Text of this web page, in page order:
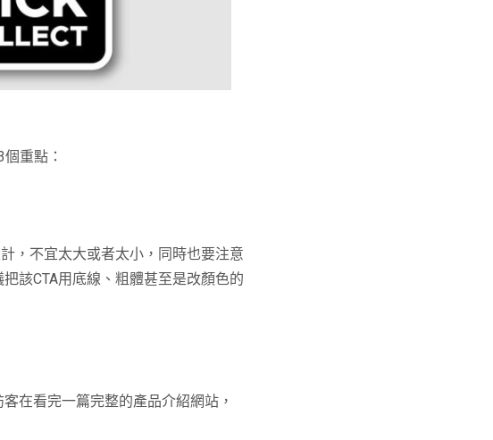
重點：
，不宜太大或者太小，同時也要注意
把該CTA用底線、粗體甚至是改顏色的
在看完一篇完整的產品介紹網站，